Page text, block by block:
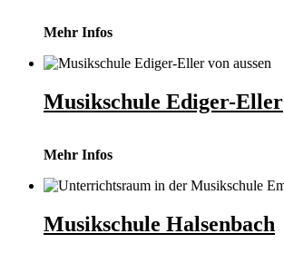
Mehr Infos
Musikschule Ediger-Eller
Mehr Infos
Musikschule Halsenbach